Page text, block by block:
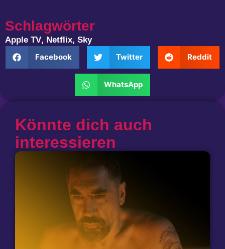
Schlagwörter
Apple TV, Netflix, Sky
Facebook
Twitter Reddit
WhatsApp
Könnte dich auch
interessieren